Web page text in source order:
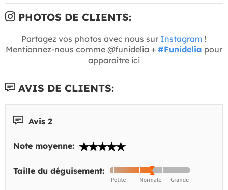
PHOTOS DE CLIENTS:
Partagez vos photos avec nous sur Instagram !
Mentionnez-nous comme @funidelia + #Funidelia pour
apparaître ici
AVIS DE CLIENTS:
Avis 2
Note moyenne:
Taille du déguisement: